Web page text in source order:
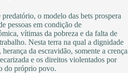
o modelo das bets prospera
pessoas em condição de
vítimas da pobreza e da falta de
Nesta terra na qual a dignidade
da escravidão, somente a crença
e os direitos violentados por
do próprio povo.